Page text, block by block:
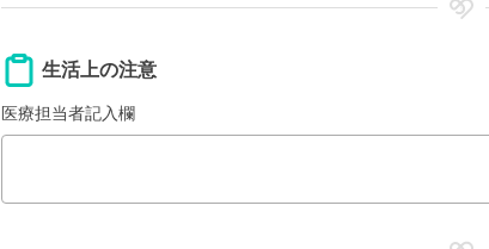
生活上の注意
医療担当者記入欄